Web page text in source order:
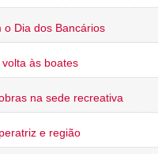
o Dia dos Bancários
às boates
na sede recreativa
e região